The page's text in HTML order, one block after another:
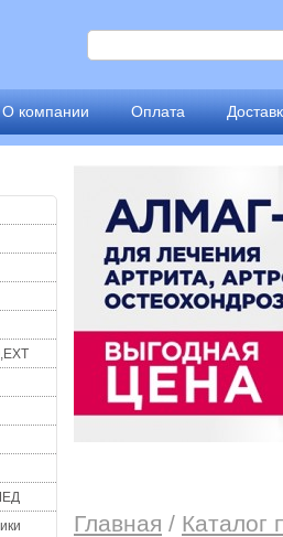
О компании Оплата
Главная / Каталог